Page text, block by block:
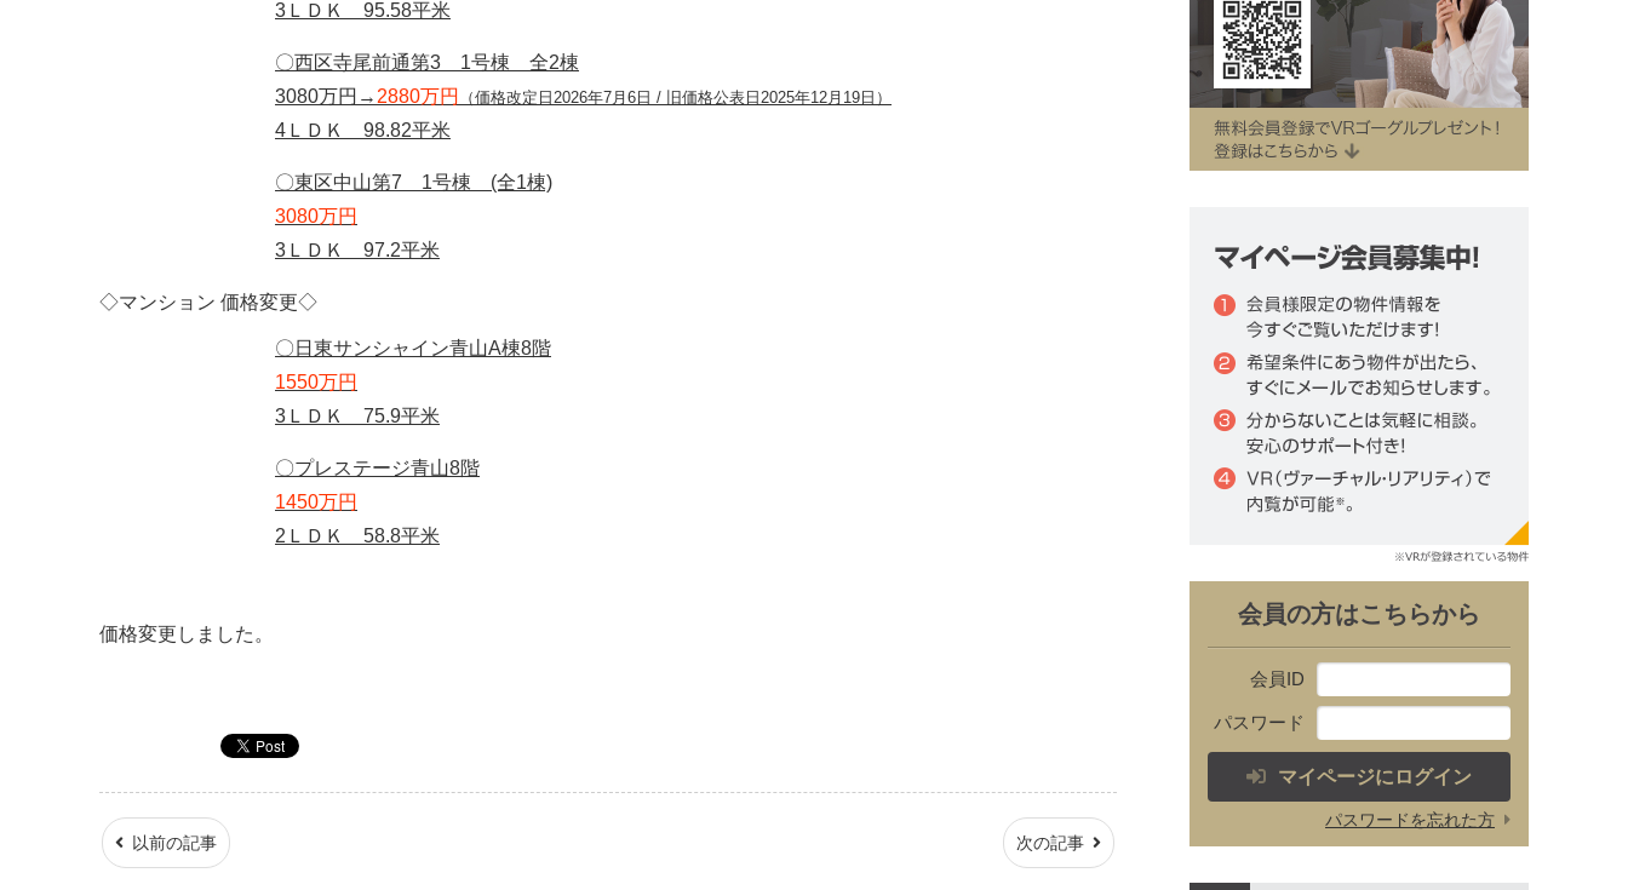
3ＬＤＫ 95.58平米
〇西区寺尾前通第3 1号棟 全2棟
3080万円→ 2880万円 （価格改定日2026年7月6日 / 旧価格公表日2025年12月19日）
4ＬＤＫ 98.82平米
〇東区中山第7 1号棟 (全1棟)
3080万円
3ＬＤＫ 97.2平米
◇マンション 価格変更◇
〇日東サンシャイン青山A棟8階
1550万円
3ＬＤＫ 75.9平米
〇プレステージ青山8階
1450万円
2ＬＤＫ 58.8平米
価格変更しました。
以前の記事 次の記事
会員の方はこちらから
会員ID
パスワード
マイページにログイン
パスワードを忘れた方